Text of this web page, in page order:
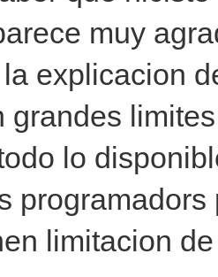
muy
explicacion
grandes
lo
limitacion